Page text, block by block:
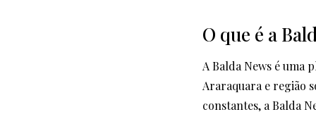
O que é a
A Balda News é
Araraquara e região
constantes, a Balda